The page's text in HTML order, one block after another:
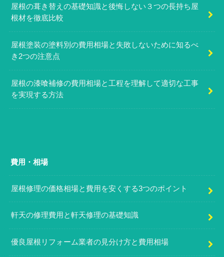
屋根の葺き替えの基礎知識と後悔しない３つの長持ち屋
根材を徹底比較
屋根塗装の塗料別の費用相場と失敗しないために知るべ
き2つの注意点
屋根の漆喰補修の費用相場と工程を理解して適切な工事
を実現する方法
費用・相場
屋根修理の価格相場と費用を安くする3つのポイント
軒天の修理費用と軒天修理の基礎知識
優良屋根リフォーム業者の見分け方と費用相場